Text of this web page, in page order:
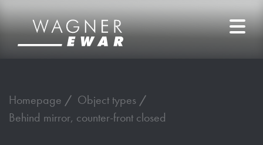
Homepage
Object types
Behind mirror, counter-front closed